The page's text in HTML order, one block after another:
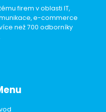
firem v oblasti IT,
e-commerce
než 700 odborníky